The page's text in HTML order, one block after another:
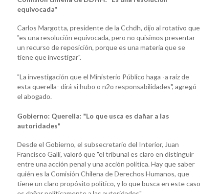
equivocada"
Carlos Margotta, presidente de la Cchdh, dijo al rotativo que
"es una resolución equivocada, pero no quisimos presentar
un recurso de reposición, porque es una materia que se
tiene que investigar".
"La investigación que el Ministerio Público haga -a raíz de
esta querella- dirá si hubo o n2o responsabilidades", agregó
el abogado.
Gobierno: Querella: "Lo que usca es dañar a las
autoridades"
Desde el Gobierno, el subsecretario del Interior, Juan
Francisco Galli, valoró que "el tribunal es claro en distinguir
entre una acción penal y una acción política. Hay que saber
quién es la Comisión Chilena de Derechos Humanos, que
tiene un claro propósito político, y lo que busca en este caso